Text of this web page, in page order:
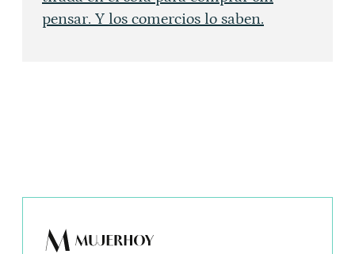
pensar. Y los comercios lo saben.